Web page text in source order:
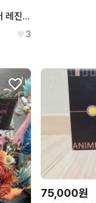
주술회전 고죠사토루 SD피규어 레진 PVC 버전 고죠 피규어 주술회전레진
3
75,000원